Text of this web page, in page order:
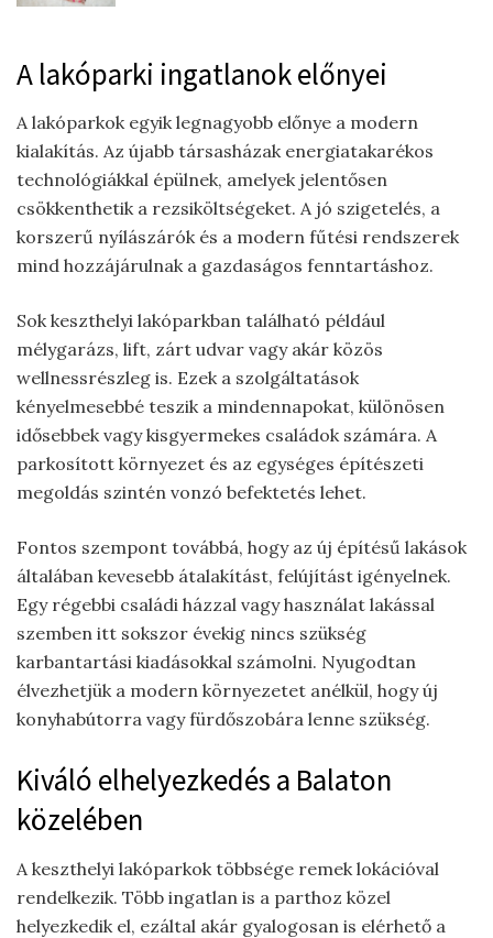
A lakóparki ingatlanok előnyei
A lakóparkok egyik legnagyobb előnye a modern
kialakítás. Az újabb társasházak energiatakarékos
technológiákkal épülnek, amelyek jelentősen
csökkenthetik a rezsiköltségeket. A jó szigetelés, a
korszerű nyílászárók és a modern fűtési rendszerek
mind hozzájárulnak a gazdaságos fenntartáshoz.
Sok keszthelyi lakóparkban található például
mélygarázs, lift, zárt udvar vagy akár közös
wellnessrészleg is. Ezek a szolgáltatások
kényelmesebbé teszik a mindennapokat, különösen
idősebbek vagy kisgyermekes családok számára. A
parkosított környezet és az egységes építészeti
megoldás szintén vonzó befektetés lehet.
Fontos szempont továbbá, hogy az új építésű lakások
általában kevesebb átalakítást, felújítást igényelnek.
Egy régebbi családi házzal vagy használat lakással
szemben itt sokszor évekig nincs szükség
karbantartási kiadásokkal számolni. Nyugodtan
élvezhetjük a modern környezetet anélkül, hogy új
konyhabútorra vagy fürdőszobára lenne szükség.
Kiváló elhelyezkedés a Balaton
közelében
A keszthelyi lakóparkok többsége remek lokációval
rendelkezik. Több ingatlan is a parthoz közel
helyezkedik el, ezáltal akár gyalogosan is elérhető a